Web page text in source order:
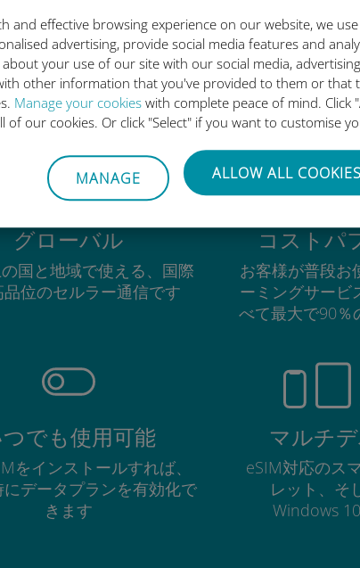
and effective browsing experience on our website, we
advertising, provide social media features and
your use of our site with our social media,
other information that you've provided to them or that
Manage your cookies with complete peace of mind. Click
of our cookies. Or click "Select" if you want to customise
MANAGE ALLOW ALL COOKIES
International eSIMがす
グローバル
国と地域で使える、国際
品位のセルラー通信です
コストパ
お客様が普段お
ーミングサービ
べて最大で90％
でも使用可能
をインストールすれば、
にデータプランを有効化で
きます
マルチ
eSIM対応のス
レット、そ
Windows